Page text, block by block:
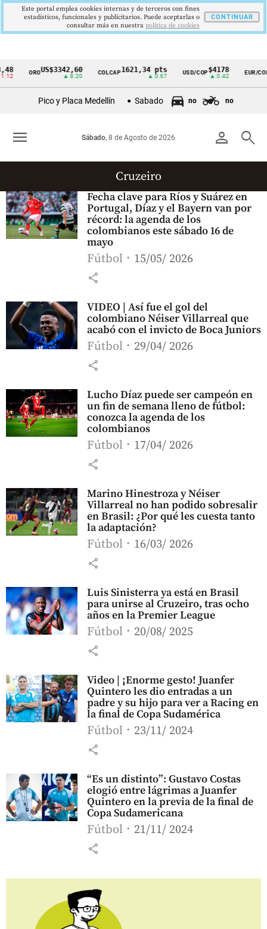
Cintillo
Colombia
OROUS$3342,60
▲ 8.20
COLCAP1621,34 pts
▲ 0.67
USD/COP$4178
▲ 0.42
EUR/COP
Pico y Placa Medellín Sabado no no
person search
Sábado, 8 de Agosto de 2026
menu
Cruzeiro
Fecha clave para Ríos y Suárez en
Portugal, Díaz y el Bayern van por
récord: la agenda de los
colombianos este sábado 16 de
mayo
Fútbol 15/05/ 2026
share
VIDEO | Así fue el gol del
colombiano Néiser Villarreal que
acabó con el invicto de Boca Juniors
Fútbol 29/04/ 2026
share
Lucho Díaz puede ser campeón en
un fin de semana lleno de fútbol:
conozca la agenda de los
colombianos
Fútbol 17/04/ 2026
share
Marino Hinestroza y Néiser
Villarreal no han podido sobresalir
en Brasil: ¿Por qué les cuesta tanto
la adaptación?
Fútbol 16/03/ 2026
share
Luis Sinisterra ya está en Brasil
para unirse al Cruzeiro, tras ocho
años en la Premier League
Fútbol 20/08/ 2025
share
Video | ¡Enorme gesto! Juanfer
Quintero les dio entradas a un
padre y su hijo para ver a Racing en
la final de Copa Sudamérica
Fútbol 23/11/ 2024
share
“Es un distinto”: Gustavo Costas
elogió entre lágrimas a Juanfer
Quintero en la previa de la final de
Copa Sudamericana
Fútbol 21/11/ 2024
share
Este portal emplea cookies internas y de terceros con fines
estadísticos, funcionales y publicitarios. Puede aceptarlas o
consultar más en nuestra politica de cookies
CONTINUAR